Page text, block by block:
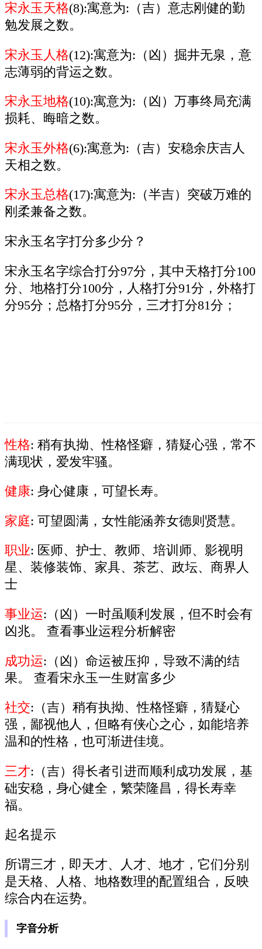
宋永玉天格(8):寓意为:（吉）意志刚健的勤
勉发展之数。
宋永玉人格(12):寓意为:（凶）掘井无泉，意
志薄弱的背运之数。
宋永玉地格(10):寓意为:（凶）万事终局充满
损耗、晦暗之数。
宋永玉外格(6):寓意为:（吉）安稳余庆吉人
天相之数。
宋永玉总格(17):寓意为:（半吉）突破万难的
刚柔兼备之数。
宋永玉名字打分多少分？
宋永玉名字综合打分97分，其中天格打分100
分、地格打分100分，人格打分91分，外格打
分95分；总格打分95分，三才打分81分；
性格: 稍有执拗、性格怪癖，猜疑心强，常不
满现状，爱发牢骚。
健康: 身心健康，可望长寿。
家庭: 可望圆满，女性能涵养女德则贤慧。
职业: 医师、护士、教师、培训师、影视明
星、装修装饰、家具、茶艺、政坛、商界人
士
事业运:（凶）一时虽顺利发展，但不时会有
凶兆。 查看事业运程分析解密
成功运:（凶）命运被压抑，导致不满的结
果。 查看宋永玉一生财富多少
社交:（吉）稍有执拗、性格怪癖，猜疑心
强，鄙视他人，但略有侠心之心，如能培养
温和的性格，也可渐进佳境。
三才:（吉）得长者引进而顺利成功发展，基
础安稳，身心健全，繁荣隆昌，得长寿幸
福。
起名提示
所谓三才，即天才、人才、地才，它们分别
是天格、人格、地格数理的配置组合，反映
综合内在运势。
字音分析